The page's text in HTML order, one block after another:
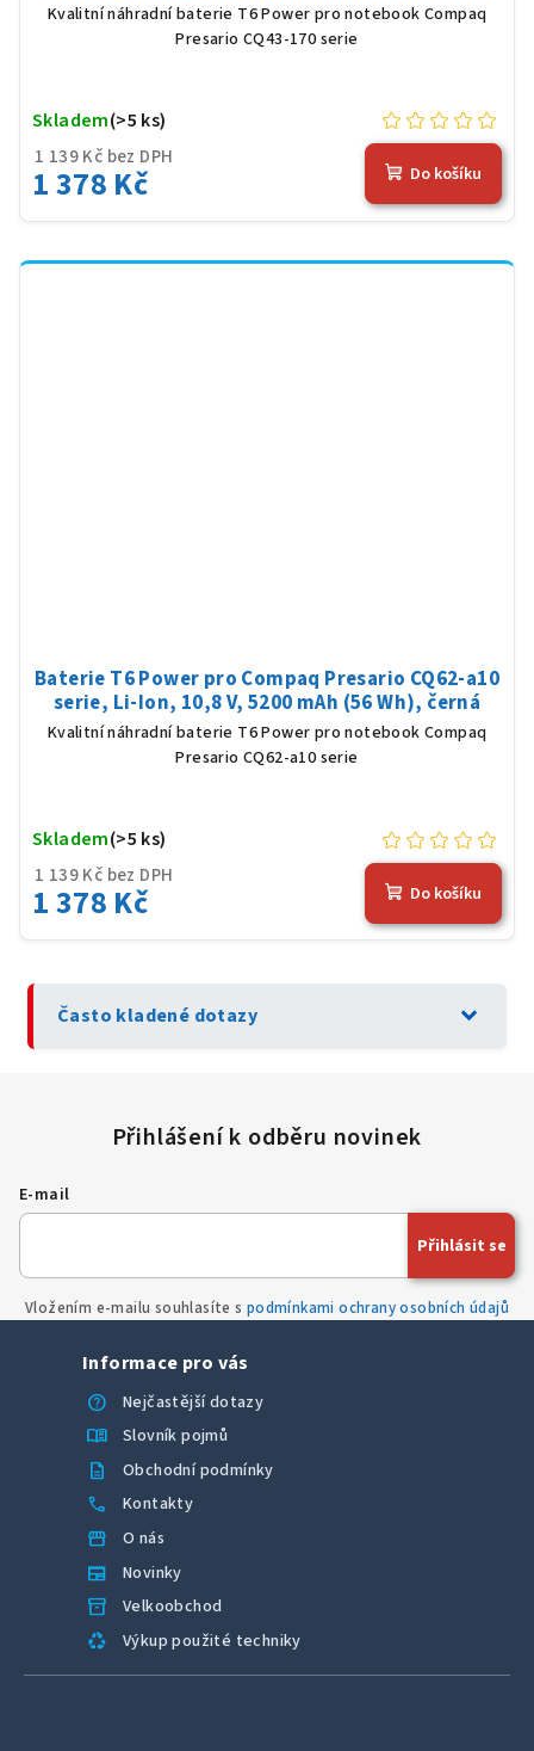
Kvalitní náhradní baterie T6 Power pro notebook Compaq
Presario CQ43-170 serie
1 139 Kč bez DPH
1 378 Kč
Skladem(>5 ks)
Do košíku
Baterie T6 Power pro Compaq Presario CQ62-a10
serie, Li-Ion, 10,8 V, 5200 mAh (56 Wh), černá
Kvalitní náhradní baterie T6 Power pro notebook Compaq
Presario CQ62-a10 serie
1 139 Kč bez DPH
1 378 Kč
Skladem(>5 ks)
Do košíku
Často kladené dotazy expand_more
E-mail
Vložením e-mailu souhlasíte s podmínkami ochrany osobních údajů
Přihlásit se
Informace pro vás
help
Nejčastější dotazy
menu_book Slovník pojmů
description Obchodní podmínky
call Kontakty
storefront O nás
newspaper Novinky
inventory_2 Velkoobchod
recycling Výkup použité techniky